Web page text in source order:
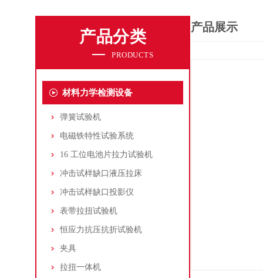
产品分类
PRODUCTS
材料力学检测设备
弹簧试验机
电磁铁特性试验系统
16 工位电池片拉力试验机
冲击试样缺口液压拉床
冲击试样缺口投影仪
表带拉扭试验机
恒应力抗压抗折试验机
夹具
拉扭一体机
产品展示